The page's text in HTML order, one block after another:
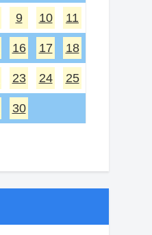
9 10 11
16 17 18
23 24 25
30